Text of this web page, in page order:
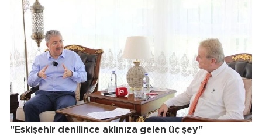
"Eskişehir denilince aklınıza gelen üç şey"